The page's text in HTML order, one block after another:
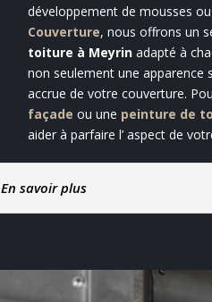
développement de mousses
Couverture, nous offrons un
toiture à Meyrinadapté à
non seulement une apparence
accrue de votre couverture.
façade ou une peinture de
aider à parfaire l’ aspect de
En savoir plus